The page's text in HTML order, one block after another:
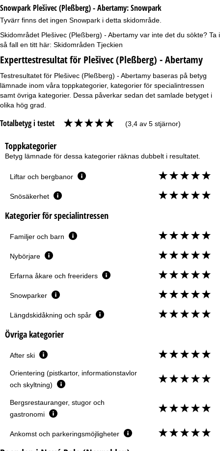
Snowpark Plešivec (Pleßberg) - Abertamy:Snowpark
Tyvärr finns det ingen Snowpark i detta skidområde.
Skidområdet Plešivec (Pleßberg) - Abertamy var inte det du sökte? Ta i
så fall en titt här: Skidområden Tjeckien
Experttestresultat för Plešivec (Pleßberg) - Abertamy
Testresultatet för Plešivec (Pleßberg) - Abertamy baseras på betyg
lämnade inom våra toppkategorier, kategorier för specialintressen
samt övriga kategorier. Dessa påverkar sedan det samlade betyget i
olika hög grad.
Totalbetyg i testet (3,4 av 5 stjärnor)
Toppkategorier
Betyg lämnade för dessa kategorier räknas dubbelt i resultatet.
Liftar och bergbanor
Snösäkerhet
Kategorier för specialintressen
Familjer och barn
Nybörjare
Erfarna åkare och freeriders
Snowparker
Längdskidåkning och spår
Övriga kategorier
After ski
Orientering (pistkartor, informationstavlor
och skyltning)
Bergsrestauranger, stugor och
gastronomi
Ankomst och parkeringsmöjligheter